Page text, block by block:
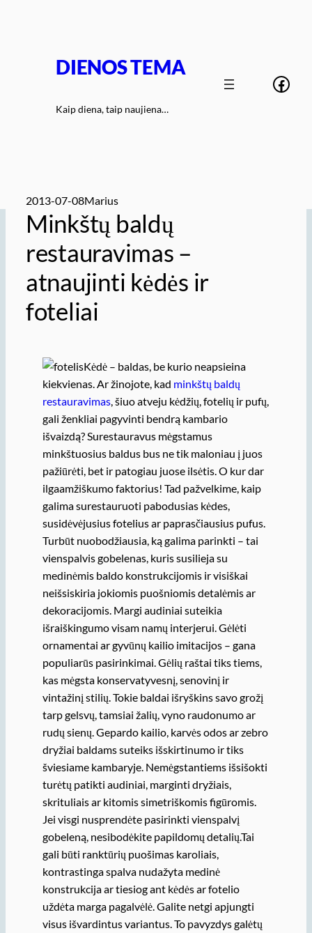
DIENOS TEMA
Kaip diena, taip naujiena…
2013-07-08Marius
Minkštų baldų
restauravimas –
atnaujinti kėdės ir
foteliai
Kėdė – baldas, be kurio neapsieina
kiekvienas. Ar žinojote, kad minkštų baldų
restauravimas, šiuo atveju kėdžių, fotelių ir pufų,
gali ženkliai pagyvinti bendrą kambario
išvaizdą? Surestauravus mėgstamus
minkštuosius baldus bus ne tik maloniau į juos
pažiūrėti, bet ir patogiau juose ilsėtis. O kur dar
ilgaamžiškumo faktorius! Tad pažvelkime, kaip
galima surestauruoti pabodusias kėdes,
susidėvėjusius fotelius ar paprasčiausius pufus.
Turbūt nuobodžiausia, ką galima parinkti – tai
vienspalvis gobelenas, kuris susilieja su
medinėmis baldo konstrukcijomis ir visiškai
neišsiskiria jokiomis puošniomis detalėmis ar
dekoracijomis. Margi audiniai suteikia
išraiškingumo visam namų interjerui. Gėlėti
ornamentai ar gyvūnų kailio imitacijos – gana
populiarūs pasirinkimai. Gėlių raštai tiks tiems,
kas mėgsta konservatyvesnį, senovinį ir
vintažinį stilių. Tokie baldai išryškins savo grožį
tarp gelsvų, tamsiai žalių, vyno raudonumo ar
rudų sienų. Gepardo kailio, karvės odos ar zebro
dryžiai baldams suteiks išskirtinumo ir tiks
šviesiame kambaryje. Nemėgstantiems išsišokti
turėtų patikti audiniai, marginti dryžiais,
skrituliais ar kitomis simetriškomis figūromis.
Jei visgi nusprendėte pasirinkti vienspalvį
gobeleną, nesibodėkite papildomų detalių.Tai
gali būti ranktūrių puošimas karoliais,
kontrastinga spalva nudažyta medinė
konstrukcija ar tiesiog ant kėdės ar fotelio
uždėta marga pagalvėlė. Galite netgi apjungti
visus išvardintus variantus. To pavyzdys galėtų